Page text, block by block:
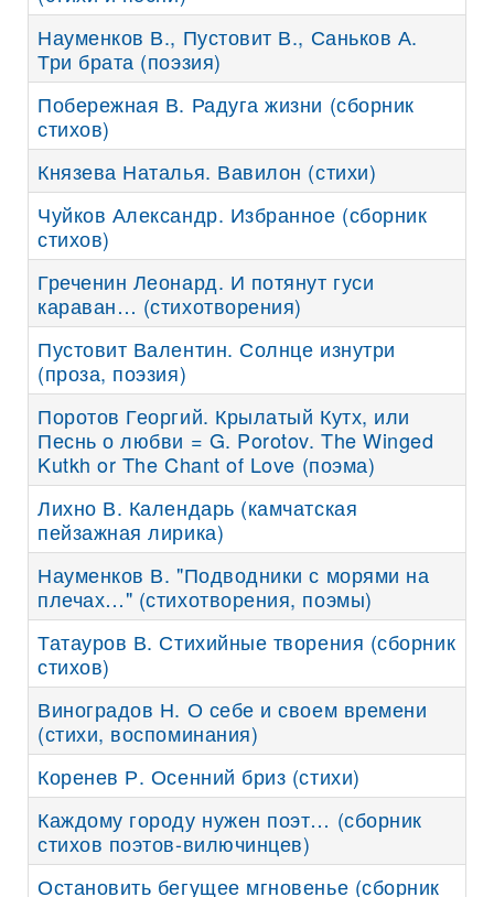
Науменков В., Пустовит В., Саньков А.
Три брата (поэзия)
Побережная В. Радуга жизни (сборник
стихов)
Князева Наталья. Вавилон (стихи)
Чуйков Александр. Избранное (сборник
стихов)
Греченин Леонард. И потянут гуси
караван… (стихотворения)
Пустовит Валентин. Солнце изнутри
(проза, поэзия)
Поротов Георгий. Крылатый Кутх, или
Песнь о любви = G. Porotov. The Winged
Kutkh or The Chant of Love (поэма)
Лихно В. Календарь (камчатская
пейзажная лирика)
Науменков В. "Подводники с морями на
плечах…" (стихотворения, поэмы)
Татауров В. Стихийные творения (сборник
стихов)
Виноградов Н. О себе и своем времени
(стихи, воспоминания)
Коренев Р. Осенний бриз (стихи)
Каждому городу нужен поэт… (сборник
стихов поэтов-вилючинцев)
Остановить бегущее мгновенье (сборник